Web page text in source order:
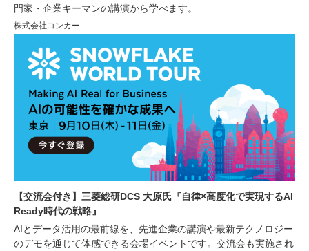
門家・企業キーマンの講演から学べます。
株式会社コンカー
【交流会付き】三菱総研DCS 大原氏『自律×高度化で実現するAI
Ready時代の戦略』
AIとデータ活用の最前線を、先進企業の講演や最新テクノロジー
のデモを通じて体感できる会場イベントです。交流会も実施され